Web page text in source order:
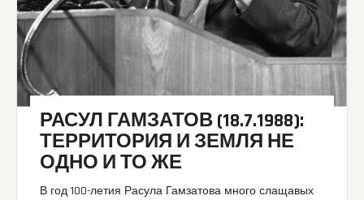
РАСУЛ ГАМЗАТОВ (18.7.1988):
ТЕРРИТОРИЯ И ЗЕМЛЯ НЕ
ОДНО И ТО ЖЕ
В год 100-летия Расула Гамзатова много слащавых